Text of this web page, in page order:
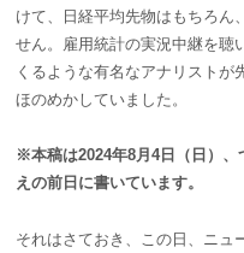
けて、日経平均先物はもちろん
せん。雇用統計の実況中継を聴
くるような有名なアナリストが
ほのめかしていました。
※本稿は2024年8月4日（日）、
えの前日に書いています。
それはさておき、この日、ニュ